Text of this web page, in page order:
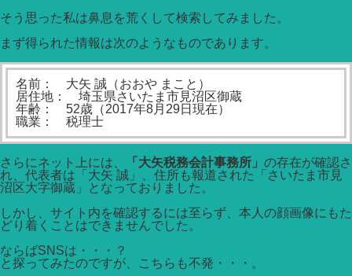
そう思った私は鼻息を荒くして検索してみました。
まず得られた情報は次のようなものであります。
名前： 大矢 誠（おおや まこと）
居住地： 埼玉県さいたま市見沼区御蔵
年齢： 52歳（2017年8月29日現在）
職業： 税理士
さらにネット上には、 「大矢税務会計事務所」 の存在が確認さ
れ、代表者は「大矢 誠」、住所も報道された「さいたま市見
沼区大字御蔵」となっておりました。
しかし、サイト内を確認するには至らず、本人の顔画像にもた
どり着くことはできませんでした。
ならばSNSは・・・？
と探ってみたのですが、こちらも不発・・・。